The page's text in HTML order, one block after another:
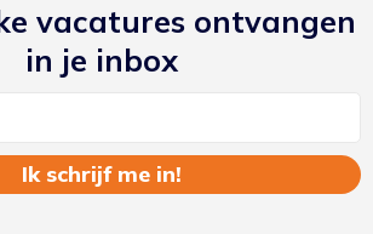
vacatures ontvangen
in je inbox